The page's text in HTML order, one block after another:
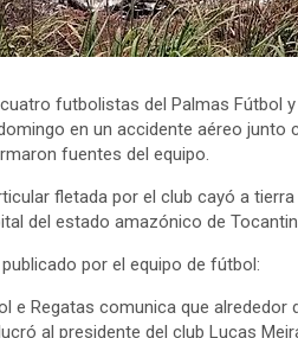
futbolistas del Palmas Fútbol
en un accidente aéreo junto
fuentes del equipo.
fletada por el club cayó a
del estado amazónico de
por el equipo de fútbol:
e Regatas comunica que
al presidente del club Lucas